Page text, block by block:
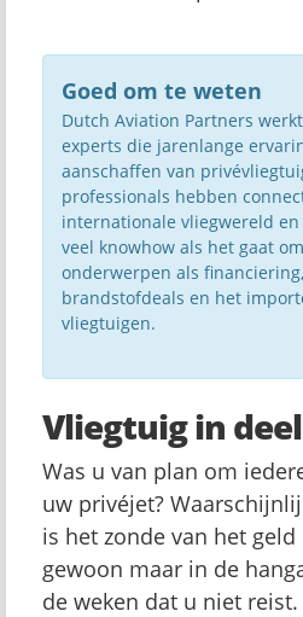
Goed om te weten
Dutch Aviation Partners
experts die jarenlange
aanschaffen van
professionals hebben
internationale vliegwereld
veel knowhow als het gaat
onderwerpen als
brandstofdeals en het
vliegtuigen.
Vliegtuig in
Was u van plan om
uw privéjet?
is het zonde van het
gewoon maar in de
de weken dat u niet